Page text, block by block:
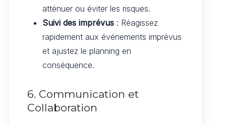
atténuer ou éviter les risques.
Suivi des imprévus : Réagissez
rapidement aux événements imprévus
et ajustez le planning en
conséquence.
6. Communication et
Collaboration